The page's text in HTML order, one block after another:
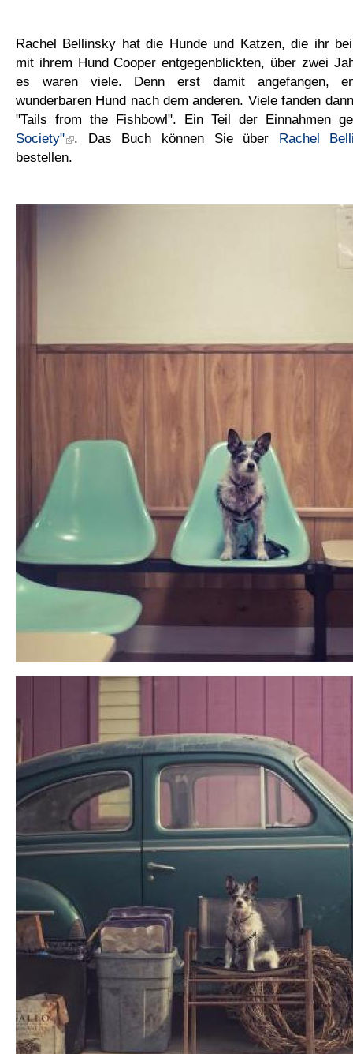
Rachel Bellinsky hat die Hunde und Katzen, die ihr
mit ihrem Hund Cooper entgegenblickten, über zwei
es waren viele. Denn erst damit angefangen,
wunderbaren Hund nach dem anderen. Viele fanden
"Tails from the Fishbowl". Ein Teil der Einnahmen
Society"
. Das Buch können Sie über Rachel
bestellen.